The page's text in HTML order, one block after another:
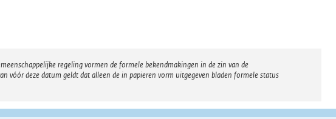
regeling vormen de formele bekendmakingen in de zin van de
vóór deze datum geldt dat alleen de in papieren vorm uitgegeven bladen formele status